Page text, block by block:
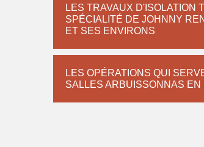
LES TRAVAUX D'ISOLATION
SPÉCIALITÉ DE JOHNNY
ET SES ENVIRONS
LES OPÉRATIONS QUI
SALLES ARBUISSONNAS